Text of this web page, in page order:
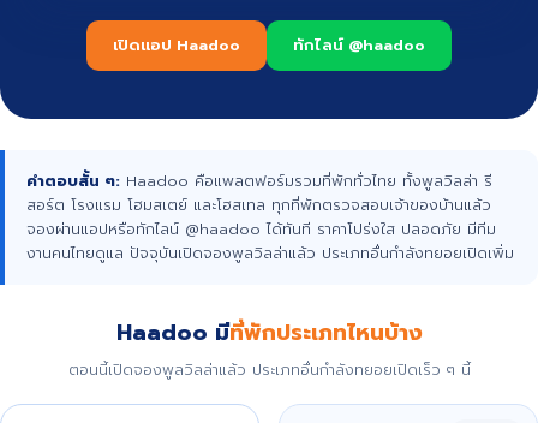
เปิดแอป Haadoo ทักไลน์ @haadoo
คำตอบสั้น ๆ: Haadoo คือแพลตฟอร์มรวมที่พักทั่วไทย ทั้งพูลวิลล่า รี
สอร์ต โรงแรม โฮมสเตย์ และโฮสเทล ทุกที่พักตรวจสอบเจ้าของบ้านแล้ว
จองผ่านแอปหรือทักไลน์ @haadoo ได้ทันที ราคาโปร่งใส ปลอดภัย มีทีม
งานคนไทยดูแล ปัจจุบันเปิดจองพูลวิลล่าแล้ว ประเภทอื่นกำลังทยอยเปิดเพิ่ม
Haadoo มีที่พักประเภทไหนบ้าง
ตอนนี้เปิดจองพูลวิลล่าแล้ว ประเภทอื่นกำลังทยอยเปิดเร็ว ๆ นี้